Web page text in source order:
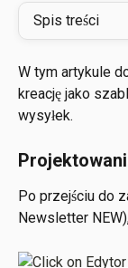
Spis treści
W tym artykule
kreację jako
wysyłek.
Po przejściu do
Newsletter